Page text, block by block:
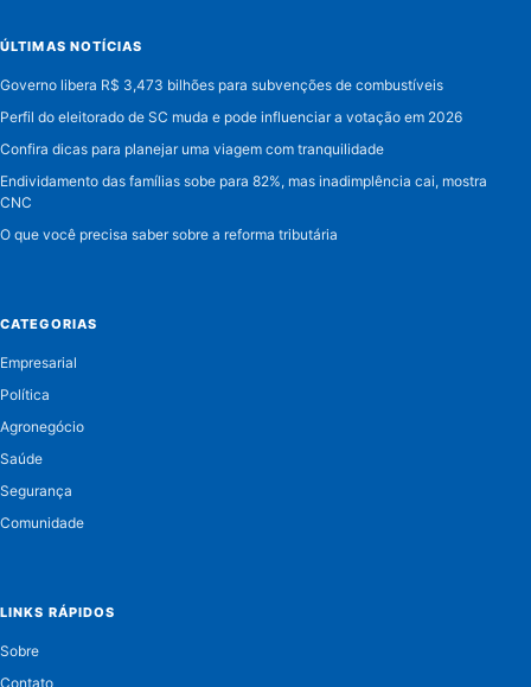
ÚLTIMAS NOTÍCIAS
Governo libera R$ 3,473 bilhões para subvenções de combustíveis
Perfil do eleitorado de SC muda e pode influenciar a votação em 2026
Confira dicas para planejar uma viagem com tranquilidade
Endividamento das famílias sobe para 82%, mas inadimplência cai, mostra
CNC
O que você precisa saber sobre a reforma tributária
CATEGORIAS
Empresarial
Política
Agronegócio
Saúde
Segurança
Comunidade
LINKS RÁPIDOS
Sobre
Contato